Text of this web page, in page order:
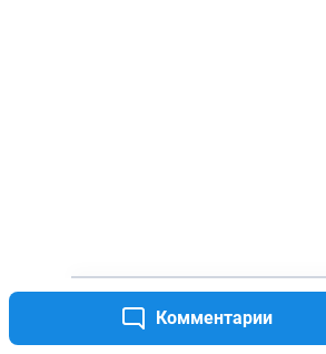
Комментарии
КОММЕНТАРИИ